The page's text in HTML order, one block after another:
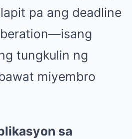
pa ang deadline
tungkulin ng
miyembro
sa